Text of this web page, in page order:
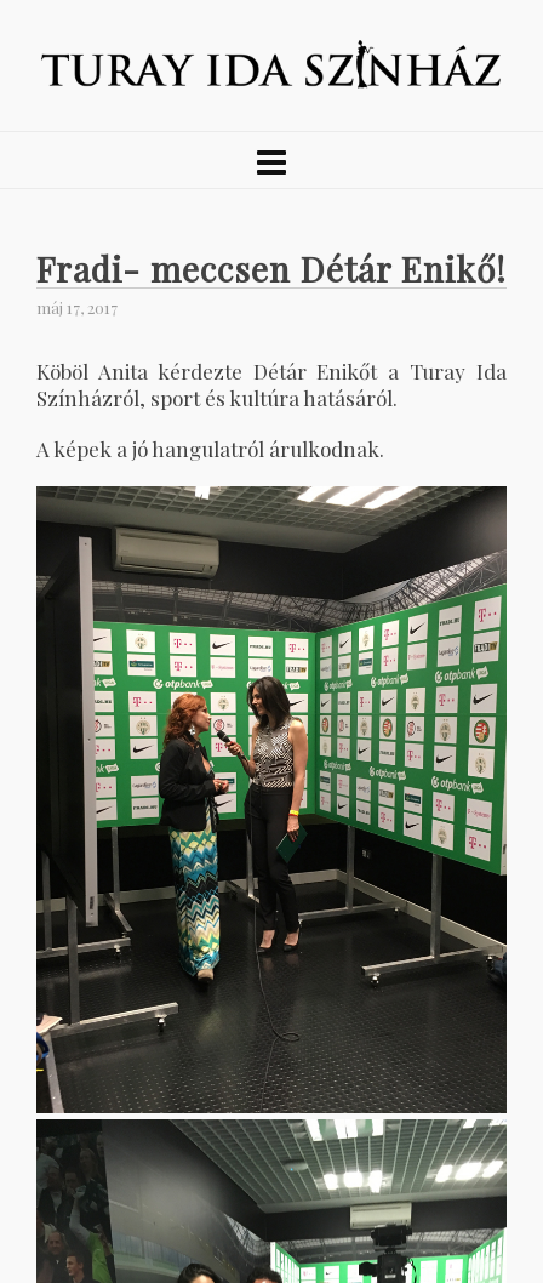
Fradi- meccsen Détár Enikő!
máj 17, 2017
Köböl Anita kérdezte Détár Enikőt a Turay Ida
Színházról, sport és kultúra hatásáról.
A képek a jó hangulatról árulkodnak.